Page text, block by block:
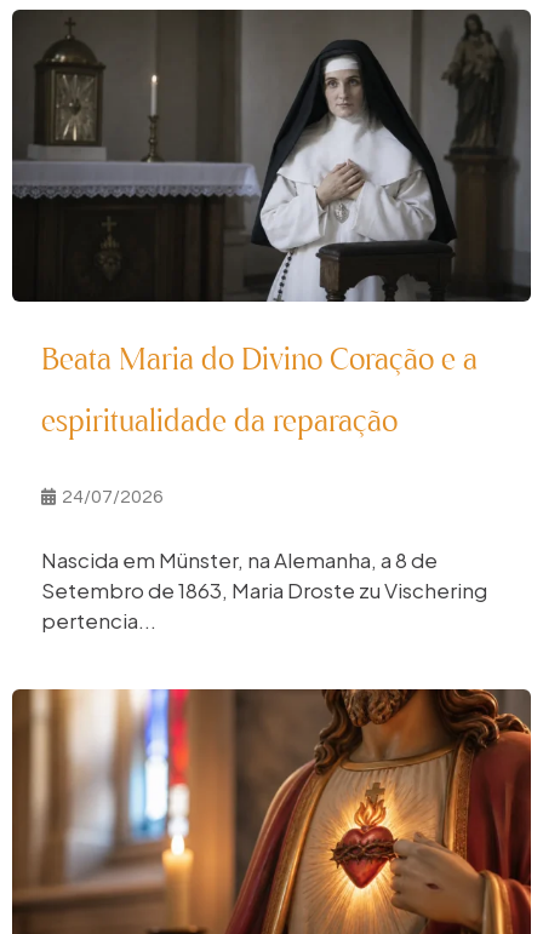
Beata Maria do Divino Coração e a
espiritualidade da reparação
24/07/2026
Nascida em Münster, na Alemanha, a 8 de
Setembro de 1863, Maria Droste zu Vischering
pertencia...